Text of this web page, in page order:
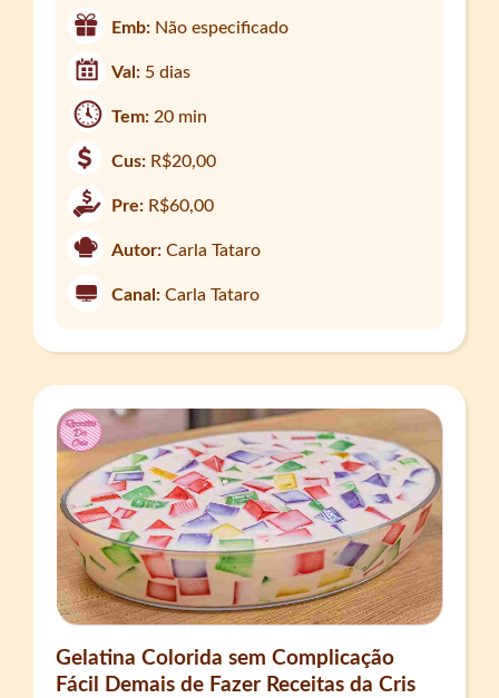
Emb: Não especificado
Val: 5 dias
Tem:20 min
Cus: R$20,00
Pre: R$60,00
Autor: Carla Tataro
Canal: Carla Tataro
Gelatina Colorida sem Complicação
Fácil Demais de Fazer Receitas da Cris